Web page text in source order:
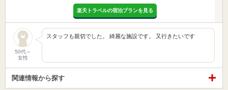
楽天トラベルの宿泊プランを見る
50代～
女性
スタッフも親切でした。 綺麗な施設です。 又行きたいです
関連情報から探す